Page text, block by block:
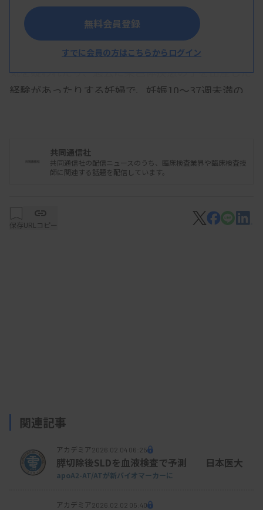
おらず、不十分なカウンセリング体制で妊婦を混乱
させているという問題がある。
計画では、超音波検査で胎児の特徴から何らかの病
気を疑われたり、過去に染色体疾患の子を出産した
経験があったりする妊婦で、妊娠10～37週未満の
確定するための羊水検査を実施する。
人科医のほか小児科医や遺伝の専門医も従事する。
認証施設で検査することで、適切なカウンセリング
無料会員登録
すでに会員の方はこちらからログイン
共同通信社
共同通信社の配信ニュースのうち、臨床検査業界や臨床検査技
師に関連する話題を配信しています。
保存URLコピー
関連記事
アカデミア 2026.02.04 06:25
膵切除後SLDを血液検査で予測 日本医大
apoA2-AT/ATが新バイオマーカーに
アカデミア 2026.02.02 05:40